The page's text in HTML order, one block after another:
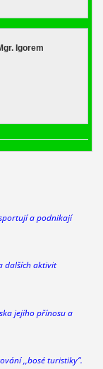
Igorem
a podnikají
dalších aktivit
jejího přínosu a
,,bosé turistiky“.